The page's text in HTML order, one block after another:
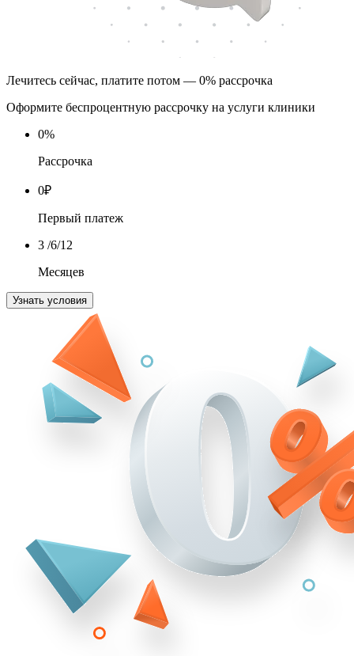
Лечитесь сейчас, платите потом — 0% рассрочка
Оформите беспроцентную рассрочку на услуги клиники
0%
Рассрочка
0₽
Первый платеж
3 /6/12
Месяцев
Узнать условия